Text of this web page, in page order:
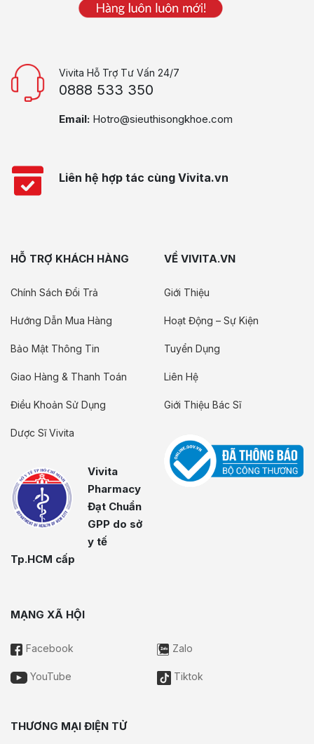
Vivita Hỗ Trợ Tư Vấn 24/7
0888 533 350
Email: Hotro@sieuthisongkhoe.com
Liên hệ hợp tác cùng Vivita.vn
HỖ TRỢ KHÁCH HÀNG
Chính Sách Đổi Trả
Hướng Dẫn Mua Hàng
Bảo Mật Thông Tin
Giao Hàng & Thanh Toán
Điều Khoản Sử Dụng
Dược Sĩ Vivita
Vivita
Pharmacy
Đạt Chuẩn
GPP do sở
y tế
Tp.HCM cấp
VỀ VIVITA.VN
Giới Thiệu
Hoạt Động – Sự Kiện
Tuyển Dụng
Liên Hệ
Giới Thiệu Bác Sĩ
MẠNG XÃ HỘI
Facebook Zalo
YouTube Tiktok
THƯƠNG MẠI ĐIỆN TỬ